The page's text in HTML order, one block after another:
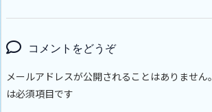
コメントをどうぞ
メールアドレスが公開されることはありません。
は必須項目です